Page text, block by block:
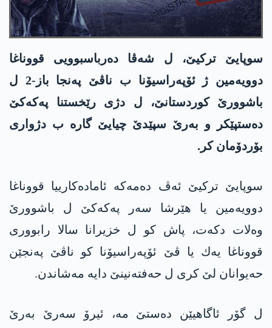
سوپایێ تركیێ، ل شه‌ڤا ده‌رباسبوویی قووناغا
دوویه‌مین ژ ئۆپه‌راسیۆنا ب ناڤێ په‌نجا باز-2 ل
باشوورێ كوردستانێ، ل دژی رێخستنا په‌كه‌كێ
ده‌ستپێكر و به‌رێ سپێدێ چیایێ گاره‌ ب دژواری
بۆردۆمان كر.
سوپایێ تركیێ ئه‌ڤ ده‌مه‌كه‌ ئاماده‌كارییا قووناغا
دوویه‌مین یا هێرشا سه‌ر په‌كه‌كێ ل باشوورێ
وه‌لات دكه‌ت‌، پاش كو ل خزیرانا سالا رابووری
قووناغا یه‌ك یا ڤێ ئۆپه‌راسیۆنا كو ناڤێ په‌نجێن
حه‌یوانان لێ كری ل حه‌فته‌نینێ دایه‌ مه‌شاندن.
ل گۆر ئاگاهیێن ده‌ستێ مه‌، ئیرۆ سه‌رێ به‌رێ